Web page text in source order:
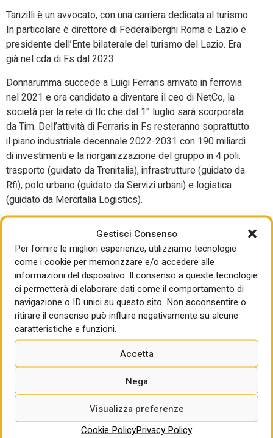
Gestisci Consenso
Per fornire le migliori esperienze, utilizziamo tecnologie
come i cookie per memorizzare e/o accedere alle
informazioni del dispositivo. Il consenso a queste tecnologie
ci permetterà di elaborare dati come il comportamento di
navigazione o ID unici su questo sito. Non acconsentire o
ritirare il consenso può influire negativamente su alcune
caratteristiche e funzioni.
Accetta
Nega
Visualizza preferenze
Cookie PolicyPrivacy Policy
Tanzilli è un avvocato, con una carriera dedicata al turismo.
In particolare è direttore di Federalberghi Roma e Lazio e
presidente dell’Ente bilaterale del turismo del Lazio. Era
già nel cda di Fs dal 2023.
Donnarumma succede a Luigi Ferraris arrivato in ferrovia
nel 2021 e ora candidato a diventare il ceo di NetCo, la
società per la rete di tlc che dal 1° luglio sarà scorporata
da Tim. Dell’attività di Ferraris in Fs resteranno soprattutto
il piano industriale decennale 2022-2031 con 190 miliardi
di investimenti e la riorganizzazione del gruppo in 4 poli:
trasporto (guidato da Trenitalia), infrastrutture (guidato da
Rfi), polo urbano (guidato da Servizi urbani) e logistica
(guidato da Mercitalia Logistics).
Per il gruppo Fs al momento l’impegno prioritario che si
troverà Donnarumma è la realizzazione degli investimenti
infrastrutturali del Pnrr per circa 25 miliardi, messi in capo
a Rfi. Fra le controllate che devono rinnovare il vertice ci
sono Anas e Servizi urbani, mentre le due principali socità
del gruppo, Trenitalia e Rfi, lo hanno rinnovato lo scorso
anno rispettivamente con la conferma di Luigi Corradi e
l’arrivo di Giampiero Strisciuglio.
G.Sa.